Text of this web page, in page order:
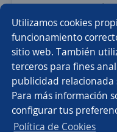
Revisala ortografía
Usa sinónimos o
Ajusta los filtros
O crea una alertay
vacante con tus
Nuevas ofertas
Buscar
CT App
Utilizamos cookies
funcionamiento
sitio web. También
terceros para fines
publicidad relacionada
Para más información
configurar tus
Política de Cookies